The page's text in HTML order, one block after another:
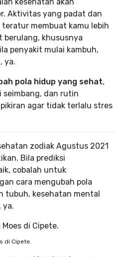
Aktivitas yang padat dan
membuat kamu lebih
berulang, khususnya
penyakit mulai kambuh,
ya.
pola hidup yang sehat,
seimbang, dan rutin
agar tidak terlalu stres
zodiak Agustus 2021
Bila prediksi
cobalah untuk
cara mengubah pola
tubuh, kesehatan mental
ya.
di Cipete.